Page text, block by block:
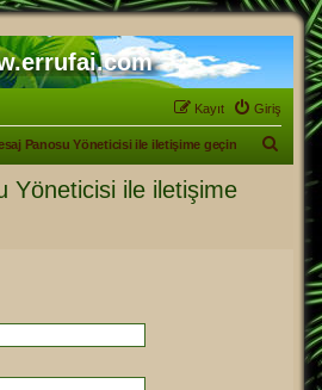
Giriş
Kayıt
Panosu Yöneticisi ile iletişime geçin
Yöneticisi ile iletişime